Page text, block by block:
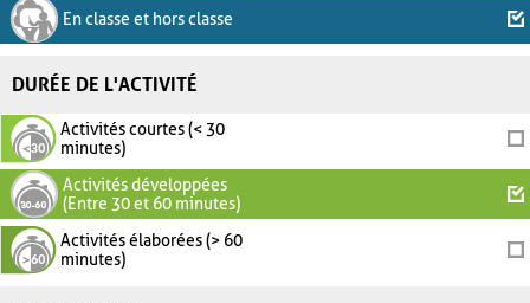
En classe et hors classe
DURÉE DE L'ACTIVITÉ
Activités courtes (< 30
minutes)
Activités développées
(Entre 30 et 60 minutes)
Activités élaborées (> 60
minutes)